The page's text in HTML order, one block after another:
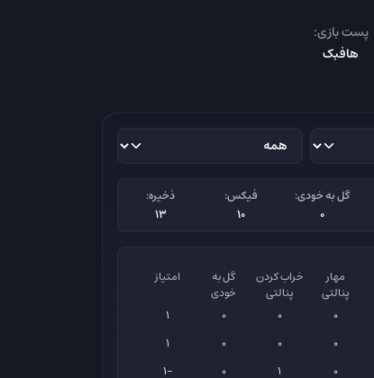
پست بازی:
هافبک
گل به خودی:
0
فیکس:
10
ذخیره:
13
مهار
پنالتی
خراب کردن
پنالتی
گل به
خودی
امتیاز
0
0
0
1
0
0
0
1
0
1
0
-1